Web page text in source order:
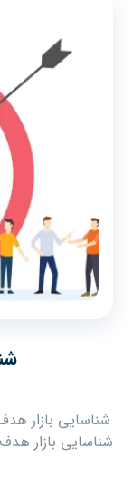
شناسایی بازار
شناسایی بازار